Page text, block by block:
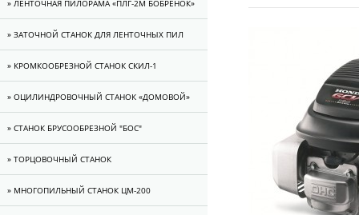
» ЛЕНТОЧНАЯ ПИЛОРАМА «ПЛГ-2M БОБРЕНОК»
» ЗАТОЧНОЙ СТАНОК ДЛЯ ЛЕНТОЧНЫХ ПИЛ
» КРОМКООБРЕЗНОЙ СТАНОК СКИЛ-1
» ОЦИЛИНДРОВОЧНЫЙ СТАНОК «ДОМОВОЙ»
» СТАНОК БРУСООБРЕЗНОЙ "БОС"
» ТОРЦОВОЧНЫЙ СТАНОК
» МНОГОПИЛЬНЫЙ СТАНОК ЦМ-200